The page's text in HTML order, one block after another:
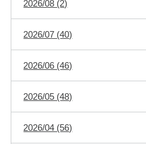
2026/08 (2)
2026/07 (40)
2026/06 (46)
2026/05 (48)
2026/04 (56)